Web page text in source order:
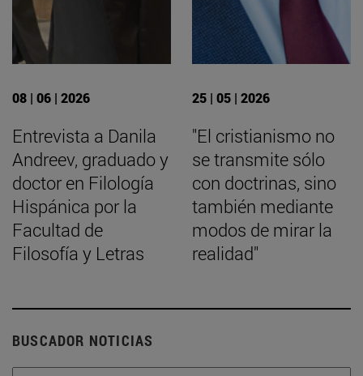
08 | 06 | 2026
Entrevista a Danila
Andreev, graduado y
doctor en Filología
Hispánica por la
Facultad de
Filosofía y Letras
25 | 05 | 2026
"El cristianismo no
se transmite sólo
con doctrinas, sino
también mediante
modos de mirar la
realidad"
BUSCADOR NOTICIAS